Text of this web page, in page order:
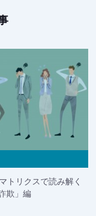
トリクスで読み解く
欺」編